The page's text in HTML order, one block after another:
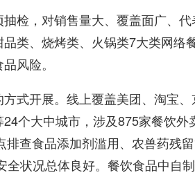
检，对销售量大、覆盖面广、
类、烧烤类、火锅类7大类网络
风险。
式开展。线上覆盖美团、淘宝
个大中城市，涉及875家餐饮外
查食品添加剂滥用、农兽药残留
状况总体良好。餐饮食品中自